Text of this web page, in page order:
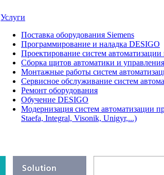
Услуги
Поставка оборудования Siemens
Программирование и наладка DESIGO
Проектирование систем
Сборка щитов автоматики и
Монтажные работы систем
Сервисное обслуживание систем
Ремонт оборудования
Обучение DESIGO
Модернизация систем автоматизации
Staefa, Integral, Visonik, Unigyr,...)